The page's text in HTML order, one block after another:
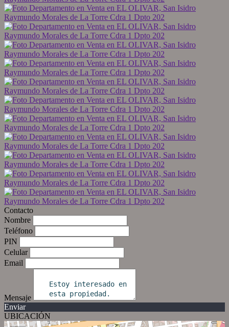
Contacto
Nombre
Teléfono
PIN
Celular
Email
Mensaje
Enviar
UBICACIÓN